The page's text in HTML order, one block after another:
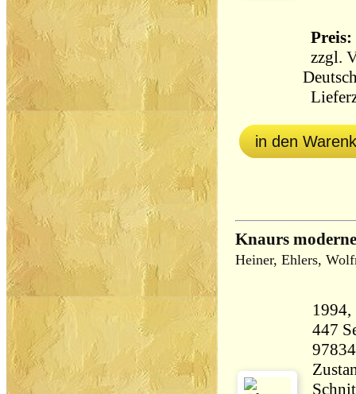
Preis:
zzgl.
in den
Knaurs
Heiner, Ehlers,
447 Seiten